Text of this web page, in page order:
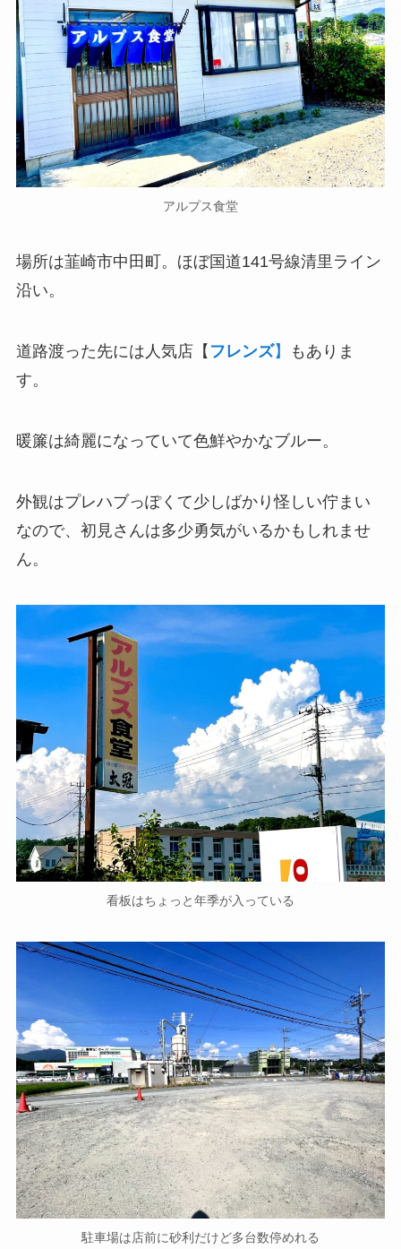
アルプス食堂
場所は韮崎市中田町。ほぼ国道141号線清里ライン
沿い。
道路渡った先には人気店【 フレンズ】
もありま
す。
暖簾は綺麗になっていて色鮮やかなブルー。
外観はプレハブっぽくて少しばかり怪しい佇まい
なので、初見さんは多少勇気がいるかもしれませ
ん。
看板はちょっと年季が入っている
駐車場は店前に砂利だけど多台数停めれる